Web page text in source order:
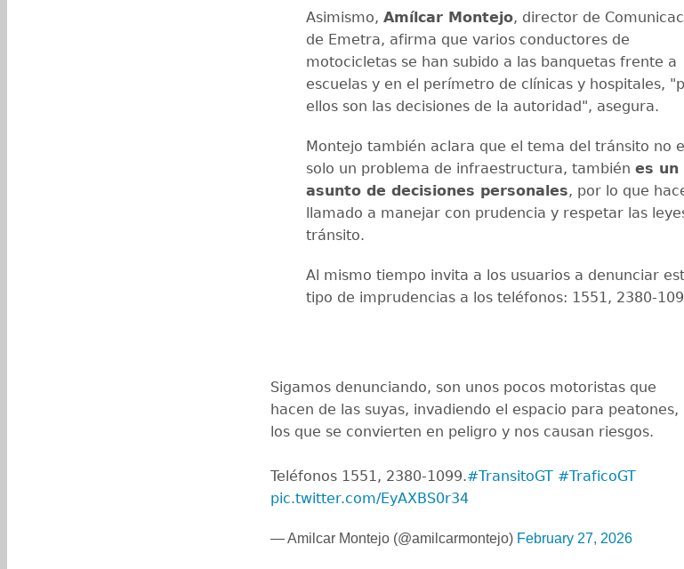
Asimismo, Amílcar Montejo, director de
de Emetra, afirma que varios conductores de
motocicletas se han subido a las banquetas frente a
escuelas y en el perímetro de clínicas y hospitales,
ellos son las decisiones de la autoridad", asegura.
Montejo también aclara que el tema del tránsito no
solo un problema de infraestructura, también es un
asunto de decisiones personales, por lo que
llamado a manejar con prudencia y respetar las
tránsito.
Al mismo tiempo invita a los usuarios a denunciar
tipo de imprudencias a los teléfonos: 1551, 2380-
Sigamos denunciando, son unos pocos motoristas que
hacen de las suyas, invadiendo el espacio para peatones,
los que se convierten en peligro y nos causan riesgos.
Teléfonos 1551, 2380-1099.#TransitoGT #TraficoGT
pic.twitter.com/EyAXBS0r34
— Amilcar Montejo (@amilcarmontejo) February 27, 2026